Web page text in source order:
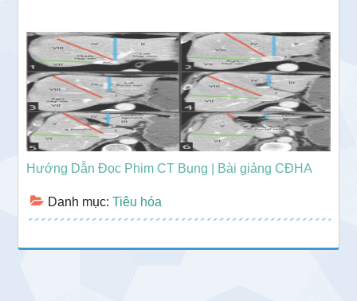
Hướng Dẫn Đọc Phim CT Bụng | Bài giảng CĐHA
Danh mục:Tiêu hóa